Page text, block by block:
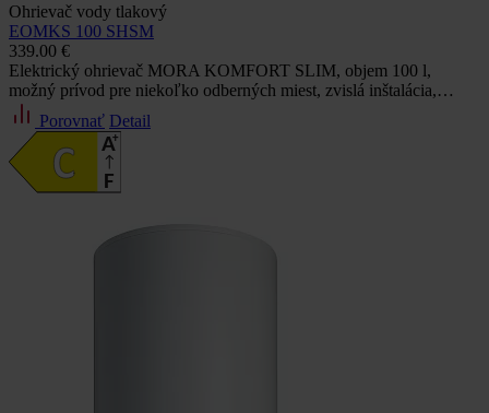
Ohrievač vody tlakový
EOMKS 100 SHSM
339.00 €
Elektrický ohrievač MORA KOMFORT SLIM, objem 100 l,
možný prívod pre niekoľko odberných miest, zvislá inštalácia,…
Porovnať Detail